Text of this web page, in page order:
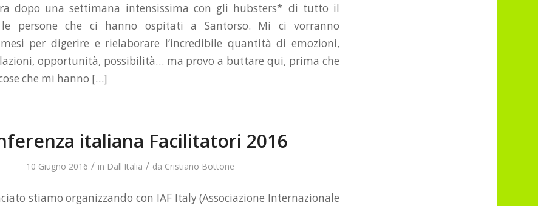
dopo una settimana intensissima con gli hubsters* di tutto il
persone che ci hanno ospitati a Santorso. Mi ci vorranno
per digerire e rielaborare l’incredibile quantità di emozioni,
opportunità, possibilità… ma provo a buttare qui, prima che
che mi hanno […]
italiana Facilitatori 2016
10 Giugno 2016 / in Dall'Italia / da Cristiano Bottone
stiamo organizzando con IAF Italy (Associazione Internazionale